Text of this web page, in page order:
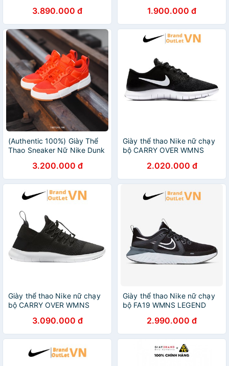
Anniversary Chicago
3.890.000 đ 1.900.000 đ
(Authentic 100%) Giày Thể
Thao Sneaker Nữ Nike Dunk
CK6654-600 Chính Hãng
3.200.000 đ
Giày thể thao Nike nữ chạy
bộ CARRY OVER WMNS
908995-0012.020.000 đ
Giày thể thao Nike nữ chạy
bộ CARRY OVER WMNS
880842-0033.090.000 đ
Giày thể thao Nike nữ chạy
bộ FA19 WMNS LEGEND
AT1369-0012.990.000 đ